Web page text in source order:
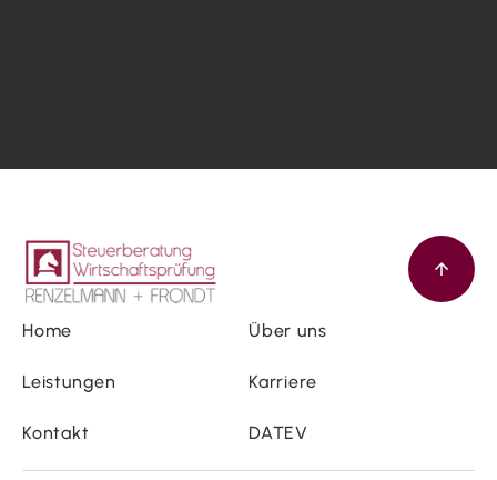
Home Über uns
Leistungen Karriere
Kontakt DATEV